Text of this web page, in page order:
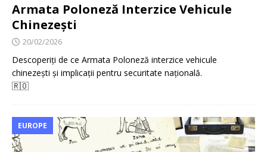
Armata Poloneză Interzice Vehicule
Chinezești
20/02/2026
Descoperiți de ce Armata Poloneză interzice vehicule
chinezești și implicații pentru securitate națională.
🇷🇴
EUROPE